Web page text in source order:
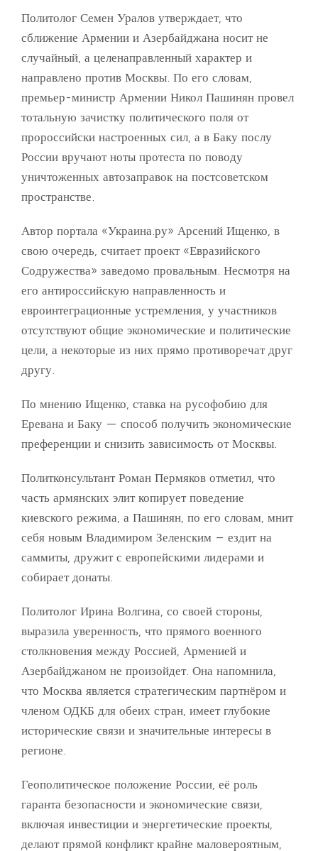
Политолог Семен Уралов утверждает, что
сближение Армении и Азербайджана носит не
случайный, а целенаправленный характер и
направлено против Москвы. По его словам,
премьер-министр Армении Никол Пашинян провел
тотальную зачистку политического поля от
пророссийски настроенных сил, а в Баку послу
России вручают ноты протеста по поводу
уничтоженных автозаправок на постсоветском
пространстве.
Автор портала «Украина.ру» Арсений Ищенко, в
свою очередь, считает проект «Евразийского
Содружества» заведомо провальным. Несмотря на
его антироссийскую направленность и
евроинтеграционные устремления, у участников
отсутствуют общие экономические и политические
цели, а некоторые из них прямо противоречат друг
другу.
По мнению Ищенко, ставка на русофобию для
Еревана и Баку — способ получить экономические
преференции и снизить зависимость от Москвы.
Политконсультант Роман Пермяков отметил, что
часть армянских элит копирует поведение
киевского режима, а Пашинян, по его словам, мнит
себя новым Владимиром Зеленским – ездит на
саммиты, дружит с европейскими лидерами и
собирает донаты.
Политолог Ирина Волгина, со своей стороны,
выразила уверенность, что прямого военного
столкновения между Россией, Арменией и
Азербайджаном не произойдет. Она напомнила,
что Москва является стратегическим партнёром и
членом ОДКБ для обеих стран, имеет глубокие
исторические связи и значительные интересы в
регионе.
Геополитическое положение России, её роль
гаранта безопасности и экономические связи,
включая инвестиции и энергетические проекты,
делают прямой конфликт крайне маловероятным,